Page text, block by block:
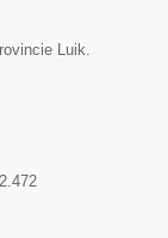
Luik.